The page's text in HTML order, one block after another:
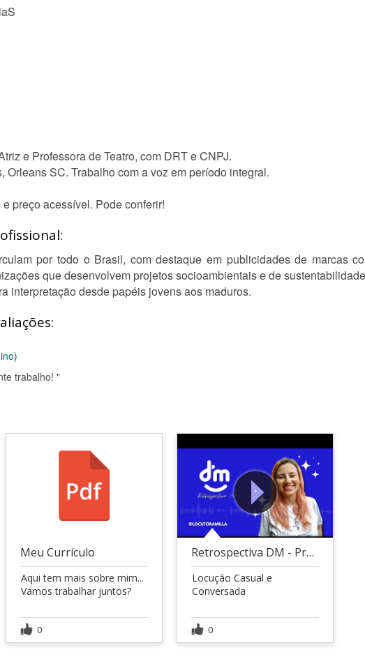
e Professora de Teatro, com DRT e CNPJ.
SC. Trabalho com a voz em período integral.
preço acessível. Pode conferir!
por todo o Brasil, com destaque em publicidades de marcas
que desenvolvem projetos socioambientais e de
interpretação desde papéis jovens aos maduros.
trabalho! "
Meu Currículo
Aqui tem mais sobre mim...
Vamos trabalhar juntos?
0
Retrospectiva DM - Prontos para 2025?
Locução Casual e
Conversada
0